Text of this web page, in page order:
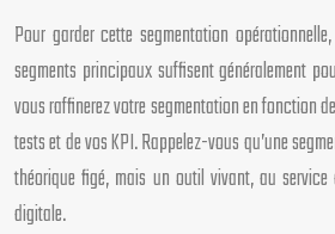
Pour garder cette segmentation
segments principaux suffisent généralement
vous raffinerez votre segmentation en fonction
tests et de vos KPI. Rappelez-vous qu’une
théorique figé, mais un outil vivant, au
digitale.